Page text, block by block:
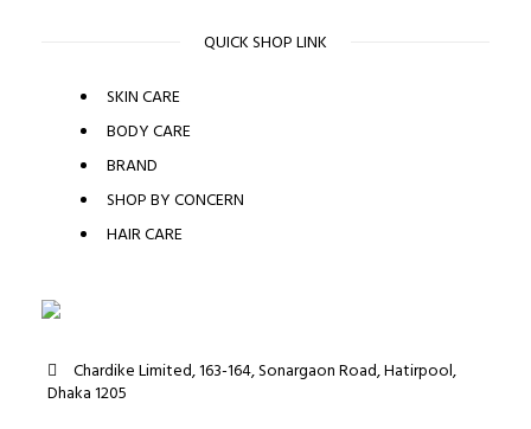
QUICK SHOP LINK
SKIN CARE
BODY CARE
BRAND
SHOP BY CONCERN
HAIR CARE
Chardike Limited, 163-164, Sonargaon Road, Hatirpool,
Dhaka 1205